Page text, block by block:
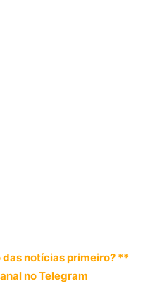
notícias primeiro? **
no Telegram